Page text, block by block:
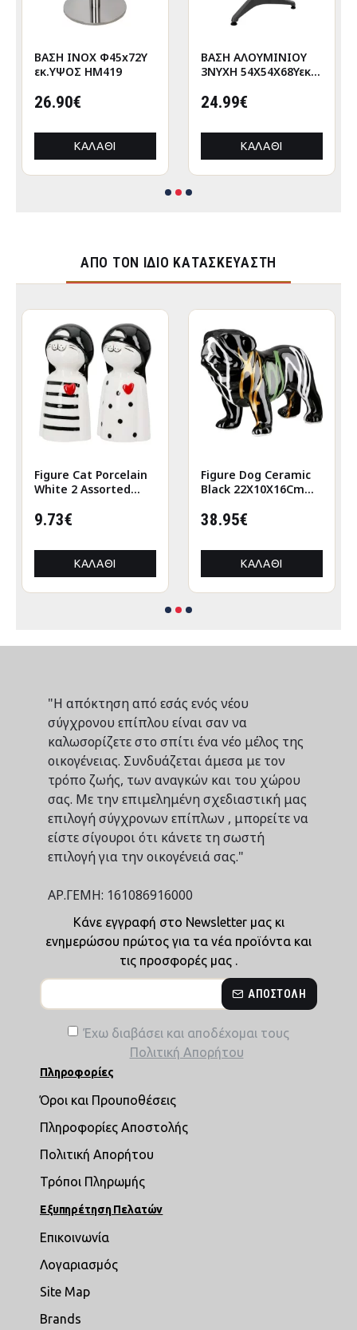
ΒΑΣΗ INOX Φ45x72Υ
εκ.ΥΨΟΣ HM419
26.90€
ΚΑΛΆΘΙ
ΒΑΣΗ ΑΛΟΥΜΙΝΙΟΥ
3ΝΥΧΗ 54X54Χ68Υεκ.
HM449 ΓΚΡΙ
24.99€
ΚΑΛΆΘΙ
ΑΠΌ ΤΟΝ ΊΔΙΟ ΚΑΤΑΣΚΕΥΑΣΤΉ
Figure Cat Porcelain
White 2 Assorted
9.73€
ΚΑΛΆΘΙ
Figure Dog Ceramic
Black 22X10X16Cm
38.95€
ΚΑΛΆΘΙ
"Η απόκτηση από εσάς ενός νέου
σύγχρονου επίπλου είναι σαν να
καλωσορίζετε στο σπίτι ένα νέο μέλος της
οικογένειας. Συνδυάζεται άμεσα με τον
τρόπο ζωής, των αναγκών και του χώρου
σας. Με την επιμελημένη σχεδιαστική μας
επιλογή σύγχρονων επίπλων , μπορείτε να
είστε σίγουροι ότι κάνετε τη σωστή
επιλογή για την οικογένειά σας."
ΑΡ.ΓΕΜΗ: 161086916000
Κάνε εγγραφή στο Newsletter μας κι
ενημερώσου πρώτος για τα νέα προϊόντα και
τις προσφορές μας .
ΑΠΟΣΤΟΛΉ
Έχω διαβάσει και αποδέχομαι τους
Πολιτική Απορήτου
Πληροφορίες
Όροι και Προυποθέσεις
Πληροφορίες Αποστολής
Πολιτική Απορήτου
Τρόποι Πληρωμής
Εξυπηρέτηση Πελατών
Επικοινωνία
Λογαριασμός
Site Map
Brands